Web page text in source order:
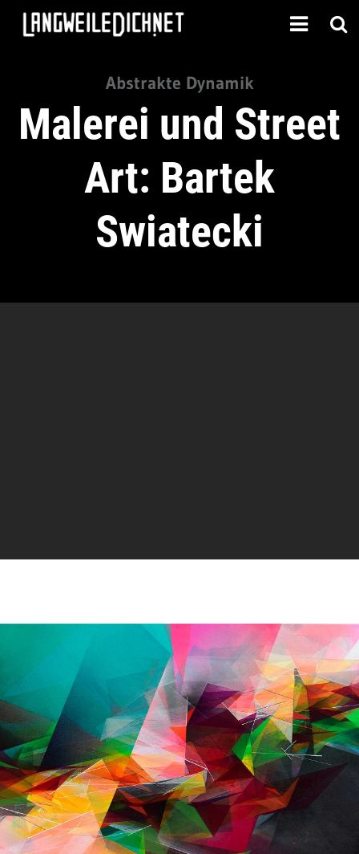
Abstrakte Dynamik
Malerei und Street
Art: Bartek
Swiatecki